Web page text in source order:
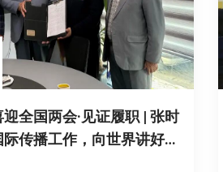
迎全国两会·见证履职 | 张时
传播工作，向世界讲好中